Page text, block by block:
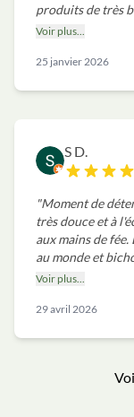
produits de très
n'ai jamais eu de
bientôt."
Voir plus...
25 janvier 2026
S D.
"Moment de
très douce et à
aux mains de
au monde et
Voir plus...
29 avril 2026